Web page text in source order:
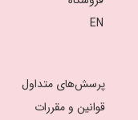
EN
پرسش‌های متداول
قوانین و مقررات